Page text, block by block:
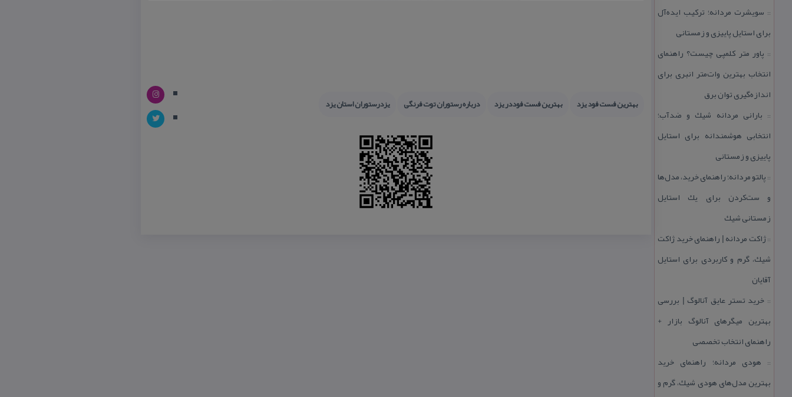
:: سویشرت مردانه؛ تركیب ایده‌آل
برای استایل پاییزی و زمستانی
:: پاور متر كلمپی چیست؟ راهنمای
انتخاب بهترین وات‌متر انبری برای
اندازه‌گیری توان برق
:: بارانی مردانه شیك و ضدآب؛
انتخابی هوشمندانه برای استایل
پاییزی و زمستانی
:: پالتو مردانه؛ راهنمای خرید، مدل‌ها
و ست‌كردن برای یك استایل
زمستانی شیك
::ژاكت مردانه | راهنمای خرید ژاكت
شیك، گرم و كاربردی برای استایل
آقایان
:: خرید تستر عایق آنالوگ | بررسی
بهترین میگرهای آنالوگ بازار +
راهنمای انتخاب تخصصی
:: هودی مردانه؛ راهنمای خرید
بهترین مدل‌های هودی شیك، گرم و
بهترین فست فود یزد بهترین فست فوددر یزد درباره رستوران توت فرنگی یزدرستوران استان یزد